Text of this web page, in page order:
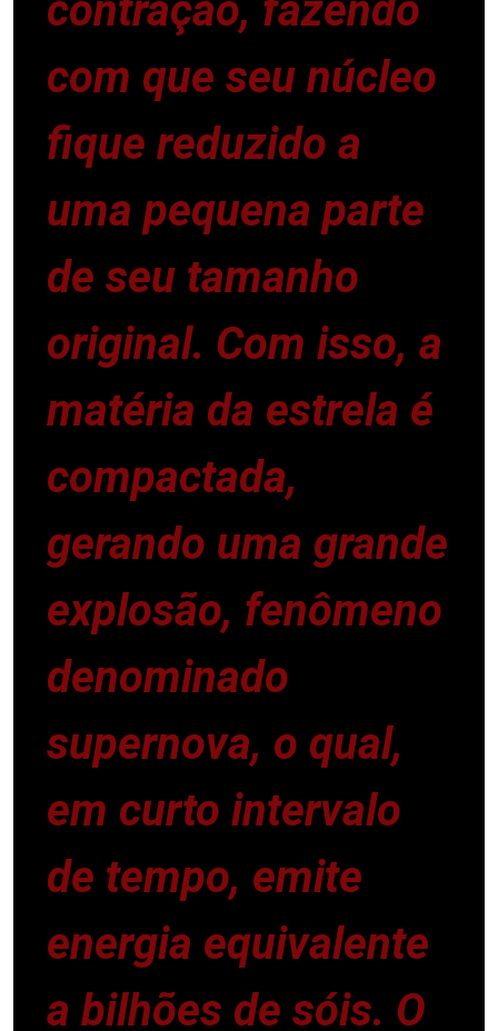
com que seu núcleo
fique reduzido a
uma pequena parte
de seu tamanho
original. Com isso, a
matéria da estrela é
compactada,
gerando uma grande
explosão, fenômeno
denominado
supernova, o qual,
em curto intervalo
de tempo, emite
energia equivalente
a bilhões de sóis. O